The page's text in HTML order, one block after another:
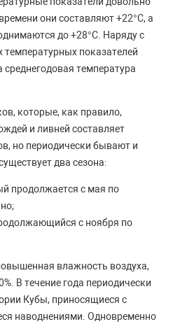
они составляют +22°C, а
до +28°C. Наряду с
показателей
температура
которые, как правило,
и ливней составляет
но периодически бывают и
два сезона:
продолжается с мая по
с ноября по
влажность воздуха,
В течение года периодически
Кубы, приносящиеся с
наводнениями. Одновременно